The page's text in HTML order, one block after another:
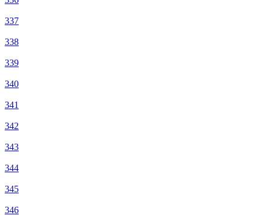
337
338
339
340
341
342
343
344
345
346